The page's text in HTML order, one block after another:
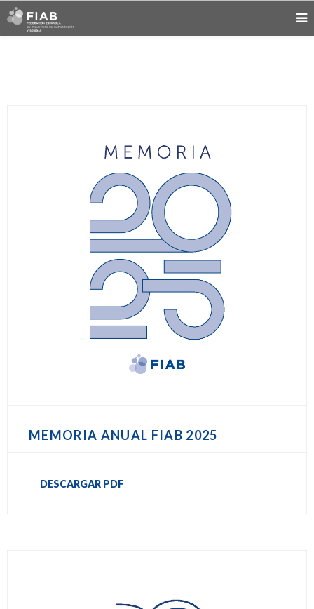
MEMORIA ANUAL FIAB 2025
DESCARGAR PDF